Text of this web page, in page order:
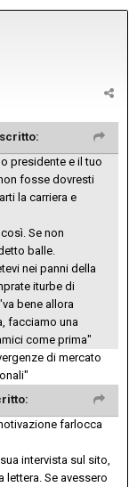
scritto:
presidente e il tuo
fosse dovresti
la carriera e
Se non
balle.
nei panni della
iturbe di
bene allora
facciamo una
come prima"
di mercato
farlocca
intervista sul sito,
lettera. Se avessero